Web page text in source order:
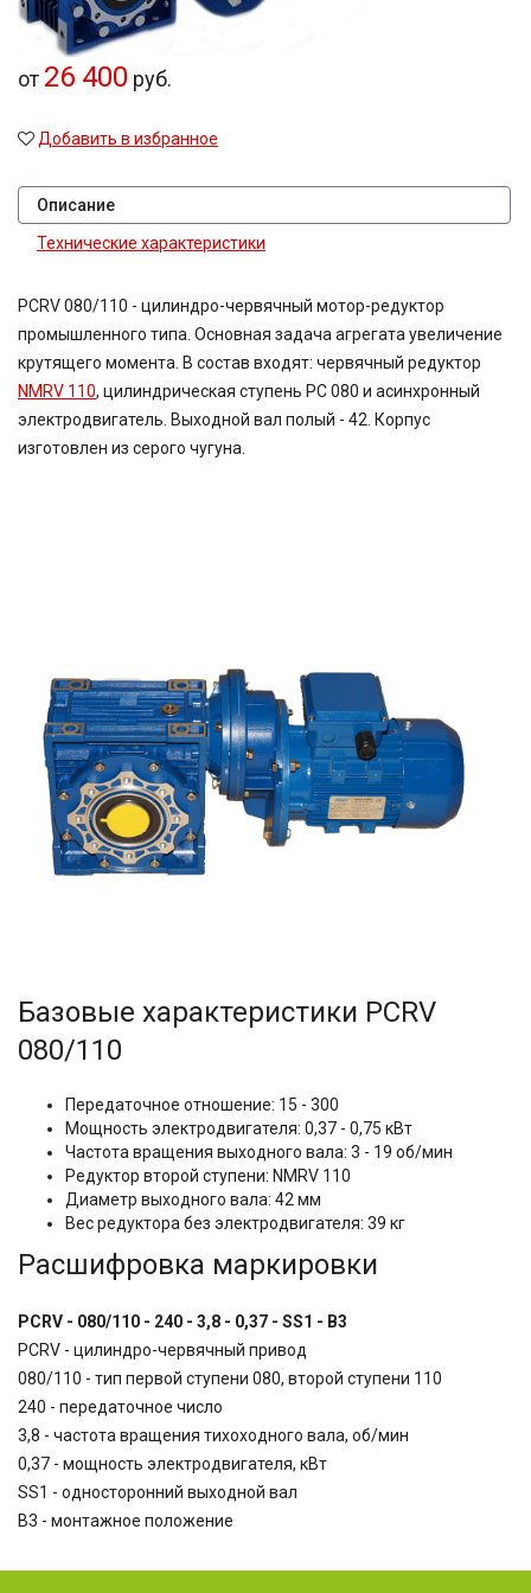
49,2
50
52
63
80
80,2
81,64
83,15
116,5
124,97
167,4
189
от 26 400 руб.
Добавить в избранное
Описание
Технические характеристики
PCRV 080/110 - цилиндро-червячный мотор-редуктор
промышленного типа. Основная задача агрегата увеличение
крутящего момента. В состав входят: червячный редуктор
NMRV 110, цилиндрическая ступень PC 080 и асинхронный
электродвигатель. Выходной вал полый - 42. Корпус
изготовлен из серого чугуна.
Базовые характеристики PCRV
080/110
Передаточное отношение: 15 - 300
Мощность электродвигателя: 0,37 - 0,75 кВт
Частота вращения выходного вала: 3 - 19 об/мин
Редуктор второй ступени: NMRV 110
Диаметр выходного вала: 42 мм
Вес редуктора без электродвигателя: 39 кг
Расшифровка маркировки
PCRV - 080/110 - 240 - 3,8 - 0,37 - SS1 - B3
PCRV - цилиндро-червячный привод
080/110 - тип первой ступени 080, второй ступени 110
240 - передаточное число
3,8 - частота вращения тихоходного вала, об/мин
0,37 - мощность электродвигателя, кВт
SS1 - односторонний выходной вал
B3 - монтажное положение